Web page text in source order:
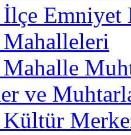
ve
Kültür